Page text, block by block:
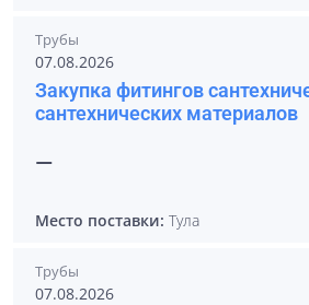
Трубы
07.08.2026
Закупка фитингов
сантехнических материалов
—
Место поставки: Тула
Трубы
07.08.2026